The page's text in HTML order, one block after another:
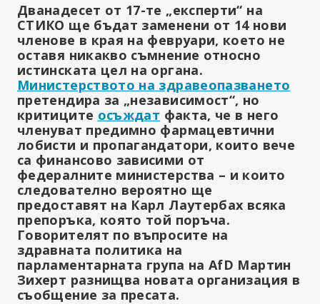
Дванадесет от 17-те „експерти“ на
СТИКО ще бъдат заменени от 14 нови
членове в края на февруари, което не
оставя никакво съмнение относно
истинската цел на органа.
Министерството на здравеопазването
претендира за „независимост“, но
критиците осъждат факта, че в него
членуват предимно фармацевтични
лобисти и пропагандатори, които вече
са финансово зависими от
федералните министерства – и които
следователно вероятно ще
предоставят на Карл Лаутербах всяка
препоръка, която той поръча.
Говорителят по въпросите на
здравната политика на
парламентарната група на AfD Мартин
Зихерт разнищва новата организация в
съобщение за пресата.